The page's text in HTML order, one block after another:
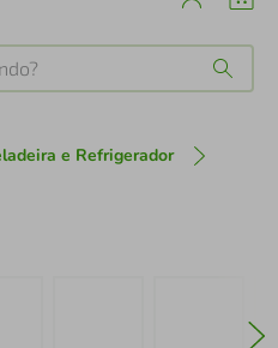
e Refrigerador